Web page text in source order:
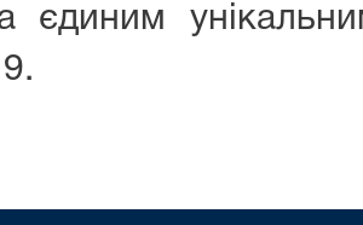
єдиним